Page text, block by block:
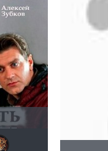
DENISpatomka
Anna20679
Диян Кръстев
Сергей
zhuchka